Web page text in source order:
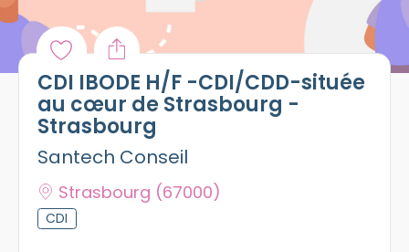
Mot de passe oublié ?
Connexion
CDI IBODE H/F -CDI/CDD-située
au cœur de Strasbourg -
Strasbourg
Santech Conseil
Strasbourg (67000)
CDI